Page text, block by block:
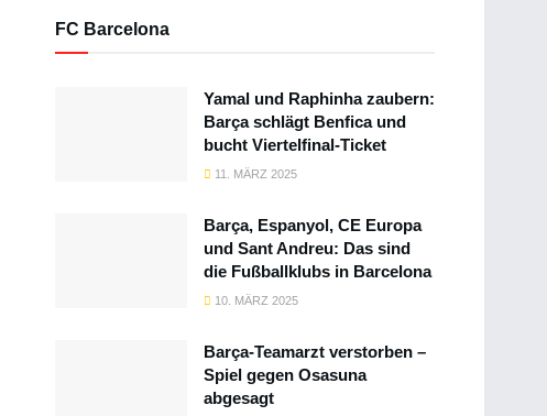
FC Barcelona
Yamal und Raphinha zaubern:
Barça schlägt Benfica und
bucht Viertelfinal-Ticket
11. MÄRZ 2025
Barça, Espanyol, CE Europa
und Sant Andreu: Das sind
die Fußballklubs in Barcelona
10. MÄRZ 2025
Barça-Teamarzt verstorben –
Spiel gegen Osasuna
abgesagt